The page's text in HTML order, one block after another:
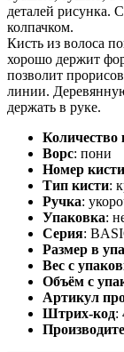
деталей рисунка.
колпачком.
Кисть из волоса
хорошо держит
позволит
линии.
держать в руке.
Количество
Ворс: пони
Номер кисти
Тип кисти:
Ручка:
Упаковка:
Серия:
Размер в
Вес с
Объём с
Артикул
Штрих-код: